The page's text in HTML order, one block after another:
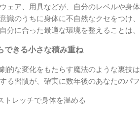
ェア、用具などが、自分のレベルや身
識のうちに身体に不自然なクセをつけ
分に合った最適な環境を整えることは
できる小さな積み重ね
的な変化をもたらす魔法のような裏技
る習慣が、確実に数年後のあなたのパ
トレッチで身体を温める